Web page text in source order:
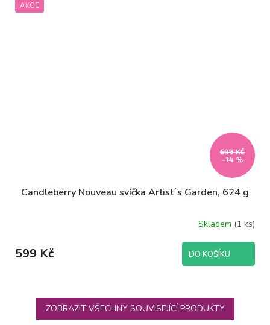
AKCE
699 KČ
–14 %
Candleberry Nouveau svíčka Artist´s Garden, 624 g
Skladem (1 ks)
599 Kč DO KOŠÍKU
ZOBRAZIT VŠECHNY SOUVISEJÍCÍ PRODUKTY